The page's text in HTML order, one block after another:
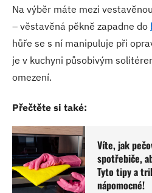
Na výběr máte mezi
– věstavěná pěkně zapadne do
hůře se s ní manipuluje při
je v kuchyni působivým
omezení.
Přečtěte si také:
Víte, jak
spotřebiče,
Tyto tipy a
nápomocné!